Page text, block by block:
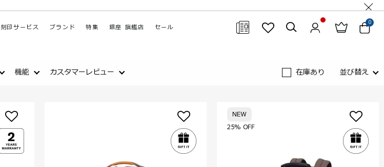
刻印サービス ブランド 特集 銀座 旗艦店 セール
0
機能 カスタマーレビュー 在庫あり 並び替え
25% OFF
NEW